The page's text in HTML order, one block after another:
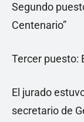
Segundo
Centenario”
Tercer puesto:
El jurado
secretario de